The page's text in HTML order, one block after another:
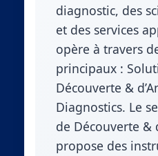
diagnostic, des
et des services
opère à travers
principaux :
Découverte &
Diagnostics. Le
de Découverte &
propose des